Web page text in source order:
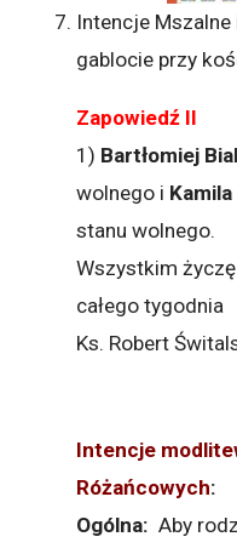
Intencje
gablocie przy
Zapowiedź II
1) Bartłomiej
wolnego i
stanu wolnego.
Wszystkim
całego tygodnia
Ks. Robert
Intencje
Różańcowych:
Ogólna:Aby